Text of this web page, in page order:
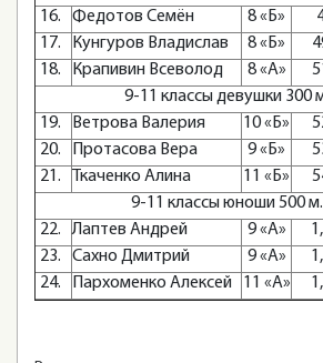
16.
Федотов Семён 8 «Б»
17.
Кунгуров Владислав 8 «Б»
18.
Крапивин Всеволод 8 «А»
9-11 классы девушки 300
19.
Ветрова Валерия 10 «Б»
20.
Протасова Вера 9 «Б»
21.
Ткаченко Алина 11 «Б»
9-11 классы юноши 500 м.
22.
Лаптев Андрей 9 «А»
23.
Сахно Дмитрий 9 «А»
24.
Пархоменко Алексей 11 «А»